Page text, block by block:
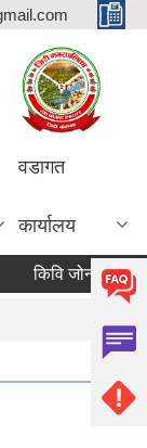
वडागत
कार्यालय
किवि जोनमा सूचिकृत